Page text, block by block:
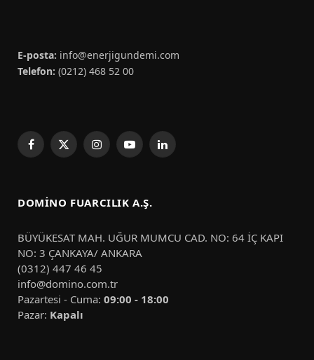
E-posta: info@enerjigundemi.com
Telefon: (0212) 468 52 00
Facebook
X
InstagramYouTubeLinkedIn
DOMINO FUARCILIK A.Ş.
BÜYÜKESAT MAH. UĞUR MUMCU CAD. NO: 64 İÇ KAPI
NO: 3 ÇANKAYA/ ANKARA
(0312) 447 46 45
info@domino.com.tr
Pazartesi - Cuma: 09:00 - 18:00
Pazar: Kapalı